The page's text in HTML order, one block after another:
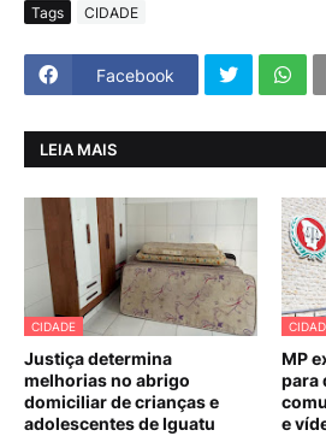
Tags CIDADE
Facebook
LEIA MAIS
CIDADE
Justiça determina
melhorias no abrigo
domiciliar de crianças e
adolescentes de Iguatu
MP
para
e